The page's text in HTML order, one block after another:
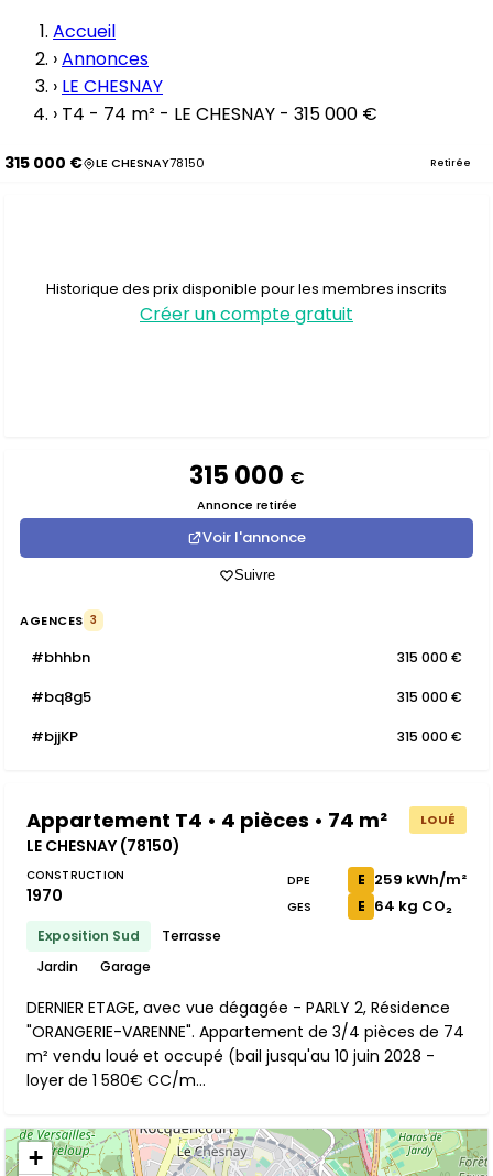
Accueil
›Annonces
› LE CHESNAY
› T4 - 74 m² - LE CHESNAY - 315 000 €
315 000 € LE CHESNAY78150 Retirée
Historique des prix disponible pour les membres inscrits
Créer un compte gratuit
315 000 €
Annonce retirée
Voir l'annonce
Suivre
AGENCES 3
#bhhbn 315 000 €
#bq8g5 315 000 €
#bjjKP 315 000 €
Appartement T4 • 4 pièces • 74 m² LOUÉ
LE CHESNAY (78150)
CONSTRUCTION
1970
Exposition Sud
Terrasse
Jardin
Garage
DPE E 259 kWh/m²
GES E 64 kg CO₂
DERNIER ETAGE, avec vue dégagée - PARLY 2, Résidence
"ORANGERIE-VARENNE". Appartement de 3/4 pièces de 74
m² vendu loué et occupé (bail jusqu'au 10 juin 2028 -
loyer de 1 580€ CC/m...
+